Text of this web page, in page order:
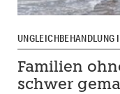
UNGLEICHBEHANDLUNG
Familien
schwer